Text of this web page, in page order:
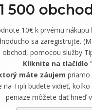
500
10€ k prvému nákupu
sa zaregistrujte.
obchod, pomocou služby
Kliknite na tlačidlo
máte záujem priamo
Tipli budete vidieť,
peniaze môžete dať hneď